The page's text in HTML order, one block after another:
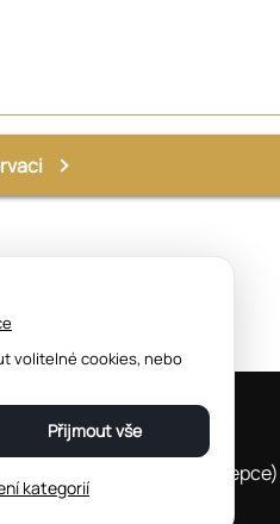
Telefonní číslo:
(recepce)
+420 728 648 898
volitelné cookies, nebo
Přijmout vše
kategorií